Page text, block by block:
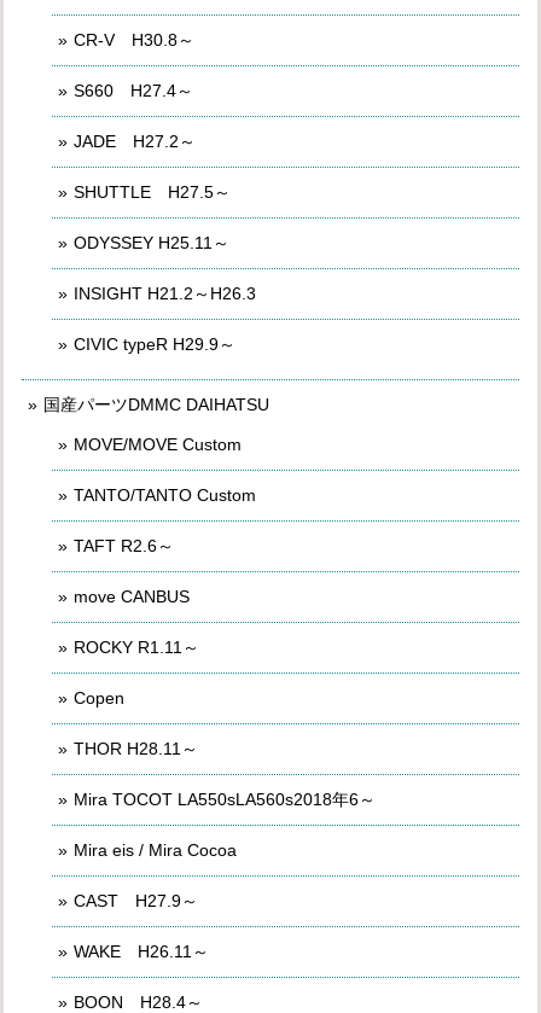
CR-V H30.8～
S660 H27.4～
JADE H27.2～
SHUTTLE H27.5～
ODYSSEY H25.11～
INSIGHT H21.2～H26.3
CIVIC typeR H29.9～
国産パーツDMMC DAIHATSU
MOVE/MOVE Custom
TANTO/TANTO Custom
TAFT R2.6～
move CANBUS
ROCKY R1.11～
Copen
THOR H28.11～
Mira TOCOT LA550sLA560s2018年6～
Mira eis / Mira Cocoa
CAST H27.9～
WAKE H26.11～
BOON H28.4～